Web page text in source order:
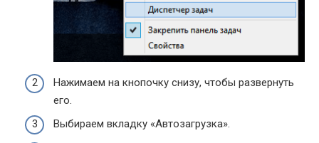
Нажимаем на кнопочку снизу, чтобы развернуть
его.
Выбираем вкладку «Автозагрузка».